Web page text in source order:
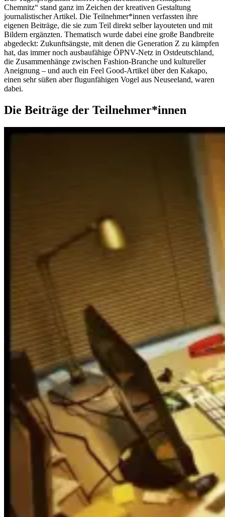
Chemnitz“ stand ganz im Zeichen der kreativen Gestaltung
journalistischer Artikel. Die Teilnehmer*innen verfassten ihre
eigenen Beiträge, die sie zum Teil direkt selber layouteten und mit
Bildern ergänzten. Thematisch wurde dabei eine große Bandbreite
abgedeckt: Zukunftsängste, mit denen die Generation Z zu kämpfen
hat, das immer noch ausbaufähige ÖPNV-Netz in Ostdeutschland,
die Zusammenhänge zwischen Fashion-Branche und kultureller
Aneignung – und auch ein Feel Good-Artikel über den Kakapo,
einen sehr süßen aber flugunfähigen Vogel aus Neuseeland, waren
dabei.
Die Beiträge der Teilnehmer*innen